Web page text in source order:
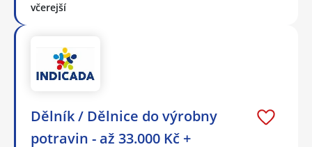
včerejší
Dělník / Dělnice do výrobny
potravin - až 33.000 Kč +